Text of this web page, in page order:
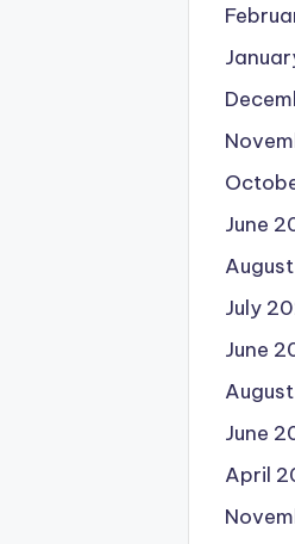
June
July
June
June
April